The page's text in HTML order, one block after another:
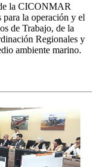
la CICONMAR
para la operación y el
de Trabajo, de la
Regionales y
ambiente marino.